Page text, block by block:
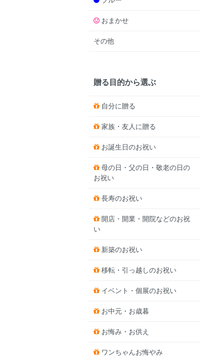
おまかせ
その他
贈る目的から選ぶ
自分に贈る
家族・友人に贈る
お誕生日のお祝い
母の日・父の日・敬老の日の
お祝い
長寿のお祝い
開店・開業・開院などのお祝
い
新築のお祝い
移転・引っ越しのお祝い
イベント・個展のお祝い
お中元・お歳暮
お悔み・お供え
ワンちゃんお悔やみ